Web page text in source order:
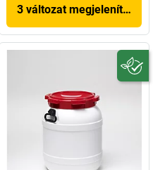
3 változat megjelenítése